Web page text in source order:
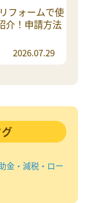
フォームで使
介！申請方法
2026.07.29
金・減税・ロー